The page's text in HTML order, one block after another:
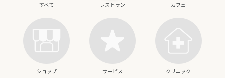
すべて レストラン カフェ
ショップ サービス クリニック